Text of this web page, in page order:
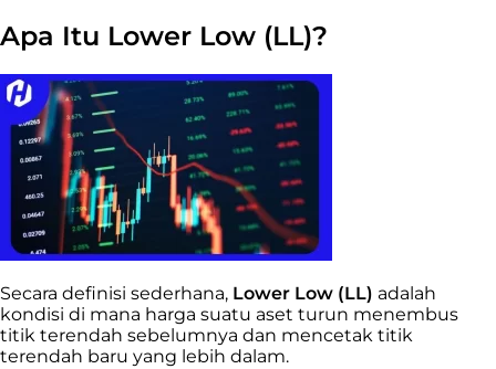
Apa Itu Lower Low (LL)?
Secara definisi sederhana, Lower Low (LL) adalah
kondisi di mana harga suatu aset turun menembus
titik terendah sebelumnya dan mencetak titik
terendah baru yang lebih dalam.